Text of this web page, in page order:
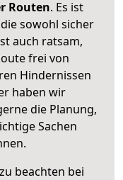
Routen. Es ist
sowohl sicher
auch ratsam,
frei von
Hindernissen
haben wir
die Planung,
Sachen
beachten bei